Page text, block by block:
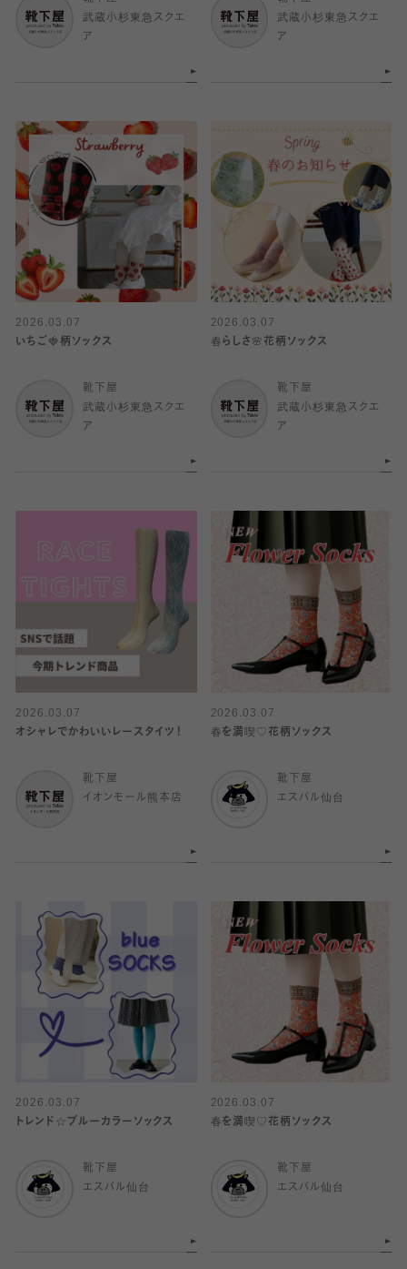
武蔵小杉東急スクエ
ア
武蔵小杉東急スクエ
ア
2026.03.07
いちご🍓柄ソックス
靴下屋
武蔵小杉東急スクエ
ア
2026.03.07
春らしさ🌸花柄ソックス
靴下屋
武蔵小杉東急スクエ
ア
2026.03.07
オシャレでかわいいレースタイツ！
靴下屋
イオンモール熊本店
2026.03.07
春を満喫♡花柄ソックス
靴下屋
エスパル仙台
2026.03.07
トレンド☆ブルーカラーソックス
靴下屋
エスパル仙台
2026.03.07
春を満喫♡花柄ソックス
靴下屋
エスパル仙台